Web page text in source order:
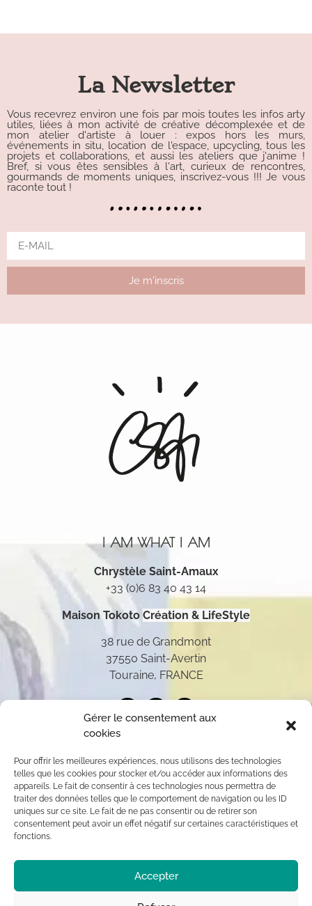
Gérer le consentement aux
cookies
Pour offrir les meilleures expériences, nous utilisons des technologies
telles que les cookies pour stocker et/ou accéder aux informations des
appareils. Le fait de consentir à ces technologies nous permettra de
traiter des données telles que le comportement de navigation ou les ID
uniques sur ce site. Le fait de ne pas consentir ou de retirer son
consentement peut avoir un effet négatif sur certaines caractéristiques et
fonctions.
Accepter
La Newsletter
Vous recevrez environ une fois par mois toutes les infos arty
utiles, liées à mon activité de créative décomplexée et de
mon atelier d'artiste à louer : expos hors les murs,
événements in situ, location de l'espace, upcycling, tous les
projets et collaborations, et aussi les ateliers que j'anime !
Bref, si vous êtes sensibles à l'art, curieux de rencontres,
gourmands de moments uniques, inscrivez-vous !!! Je vous
raconte tout !
Je m'inscris
I AM WHAT I AM
Chrystèle Saint-Amaux
+33 (0)6 83 40 43 14
Maison Tokoto Création & LifeStyle
38 rue de Grandmont
37550 Saint-Avertin
Touraine, FRANCE
Toutes les oeuvres présentées sur ce site appartiennent
exclusivement à l’auteur (sauf mention contraire) aux
termes des articles L 111-1 et L112-1 du code de la